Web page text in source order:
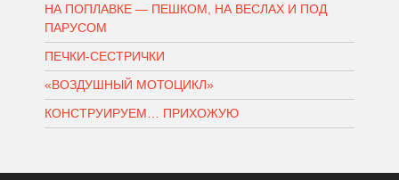
НА ПОПЛАВКЕ — ПЕШКОМ, НА ВЕСЛАХ И ПОД
ПАРУСОМ
ПЕЧКИ-СЕСТРИЧКИ
«ВОЗДУШНЫЙ МОТОЦИКЛ»
КОНСТРУИРУЕМ… ПРИХОЖУЮ